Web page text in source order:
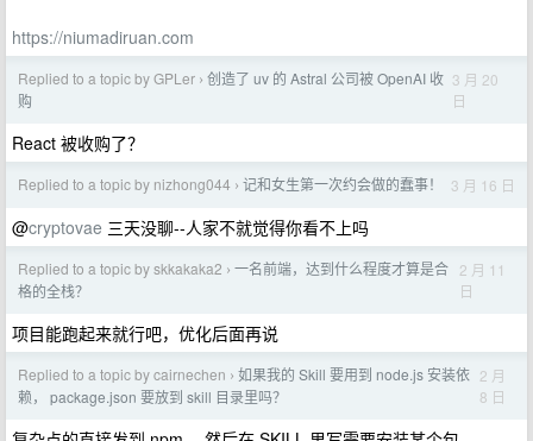
https://niumadiruan.com
Replied to a topic by GPLer › 创造了 uv 的 Astral 公司被 OpenAI 收
购
3 月 20
日
React 被收购了？
Replied to a topic by nizhong044 › 记和女生第一次约会做的蠢事！ 3 月 16 日
@cryptovae 三天没聊--人家不就觉得你看不上吗
Replied to a topic by skkakaka2 › 一名前端，达到什么程度才算是合
格的全栈？
2 月 11
日
项目能跑起来就行吧，优化后面再说
Replied to a topic by cairnechen › 如果我的 Skill 要用到 node.js 安装依
赖， package.json 要放到 skill 目录里吗？
2 月
8 日